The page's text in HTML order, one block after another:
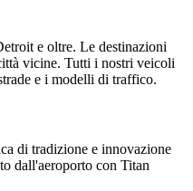
e oltre. Le destinazioni
vicine. Tutti i nostri veicoli
e i modelli di traffico.
di tradizione e innovazione
dall'aeroporto con Titan